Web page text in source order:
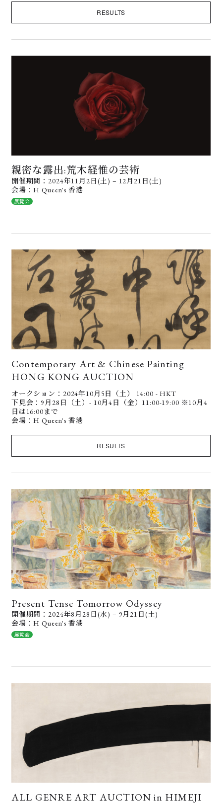
RESULTS
親密な露出:荒木経惟の芸術
開催期間：2024年11月2日(土) – 12月21日(土)
会場：H Queen's 香港
展覧会
Contemporary Art & Chinese Painting
HONG KONG AUCTION
オークション：2024年10月5日（土） 14:00 - HKT
下見会：9月28日（土）- 10月4日（金）11:00-19:00 ※10月4
日は16:00まで
会場：H Queen's 香港
RESULTS
Present Tense Tomorrow Odyssey
開催期間：2024年8月28日(水) – 9月21日(土)
会場：H Queen's 香港
展覧会
ALL GENRE ART AUCTION in HIMEJI